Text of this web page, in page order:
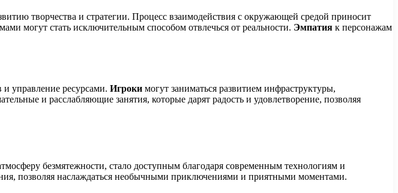
творчества и стратегии. Процесс взаимодействия с окружающей средой приносит
могут стать исключительным способом отвлечься от реальности. Эмпатия к персонажам
управление ресурсами. Игроки могут заниматься развитием инфраструктуры,
и расслабляющие занятия, которые дарят радость и удовлетворение, позволяя
безмятежности, стало доступным благодаря современным технологиям и
позволяя наслаждаться необычными приключениями и приятными моментами.